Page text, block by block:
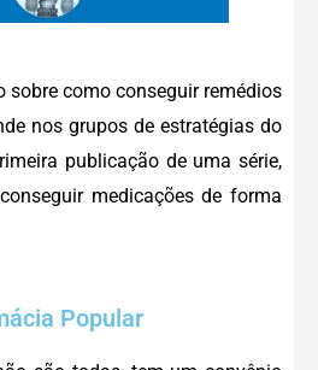
sobre como conseguir remédios
nos grupos de estratégias do
publicação de uma série,
medicações de forma
Popular